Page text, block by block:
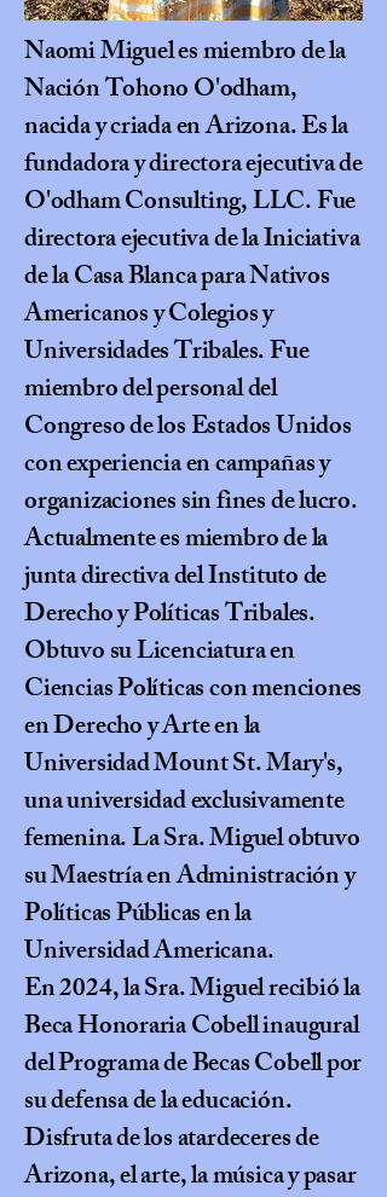
Naomi Miguel es miembro de la
Nación Tohono O'odham,
nacida y criada en Arizona. Es la
fundadora y directora ejecutiva de
O'odham Consulting, LLC. Fue
directora ejecutiva de la Iniciativa
de la Casa Blanca para Nativos
Americanos y Colegios y
Universidades Tribales. Fue
miembro del personal del
Congreso de los Estados Unidos
con experiencia en campañas y
organizaciones sin fines de lucro.
Actualmente es miembro de la
junta directiva del Instituto de
Derecho y Políticas Tribales.
Obtuvo su Licenciatura en
Ciencias Políticas con menciones
en Derecho y Arte en la
Universidad Mount St. Mary's,
una universidad exclusivamente
femenina. La Sra. Miguel obtuvo
su Maestría en Administración y
Políticas Públicas en la
Universidad Americana.
En 2024, la Sra. Miguel recibió la
Beca Honoraria Cobell inaugural
del Programa de Becas Cobell por
su defensa de la educación.
Disfruta de los atardeceres de
Arizona, el arte, la música y pasar